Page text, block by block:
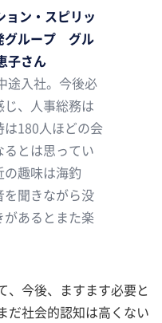
ョン・スピリッ
グループ グル
子さん
途入社。今後必
、人事総務は
180人ほどの会
とは思ってい
趣味は海釣
を聞きながら没
あるとまた楽
、今後、ますます必要と
だ社会的認知は高くない